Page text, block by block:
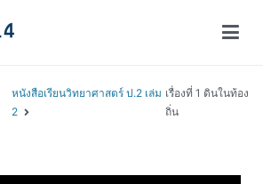
หนังสือเรียนวิทยาศาสตร์ ป.2 เล่ม
2
เรื่องที่ 1 ดินในท้อง
ถิ่น